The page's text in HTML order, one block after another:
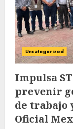
Uncategorized
Impulsa
prevenir
de trabajo
Oficial